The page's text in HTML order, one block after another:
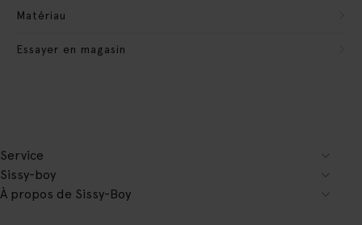
Matériau
Essayer en magasin
Service
Sissy-boy
À propos de Sissy-Boy